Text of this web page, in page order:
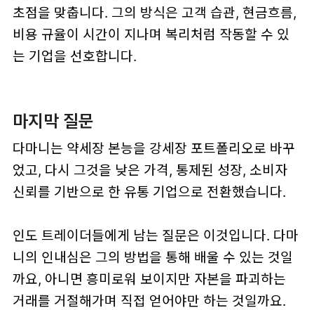
초점을 맞춥니다. 그의 방식은 고객 습관, 현금흐름,
비용 규율이 시간이 지나며 복리처럼 작동할 수 있
는 기업을 선호합니다.
마지막 질문
다마니는 약세장 본능을 강세장 포트폴리오로 바꾸
었고, 다시 그것을 낮은 가격, 통제된 성장, 소비자
신뢰를 기반으로 한 유통 기업으로 전환했습니다.
인도 트레이더들에게 남는 질문은 이것입니다. 다마
니의 인내심은 그의 방법을 통해 배울 수 있는 것일
까요, 아니면 흥미로워 보이지만 자본을 파괴하는
거래를 거절해가며 직접 얻어야만 하는 것일까요.